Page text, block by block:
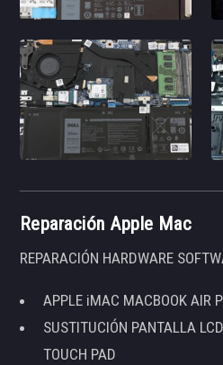
Reparación Apple Mac
REPARACIÓN HARDWARE
APPLE iMAC MACBOOK AIR
SUSTITUCIÓN PANTALLA
TOUCH PAD